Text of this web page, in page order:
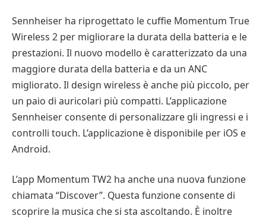
Sennheiser ha riprogettato le cuffie Momentum True
Wireless 2 per migliorare la durata della batteria e le
prestazioni. Il nuovo modello è caratterizzato da una
maggiore durata della batteria e da un ANC
migliorato. Il design wireless è anche più piccolo, per
un paio di auricolari più compatti. L’applicazione
Sennheiser consente di personalizzare gli ingressi e i
controlli touch. L’applicazione è disponibile per iOS e
Android.
L’app Momentum TW2 ha anche una nuova funzione
chiamata “Discover”. Questa funzione consente di
scoprire la musica che si sta ascoltando. È inoltre